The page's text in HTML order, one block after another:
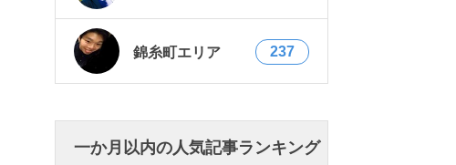
錦糸町エリア 237
一か月以内の人気記事ランキング